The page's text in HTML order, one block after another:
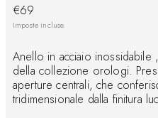
-
%
Prezzo
di
€69
Imposte incluse.
Anello in acciaio inossidabile
della collezione orologi.
aperture centrali, che
tridimensionale dalla finitura